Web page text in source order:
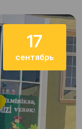
17
сентябрь